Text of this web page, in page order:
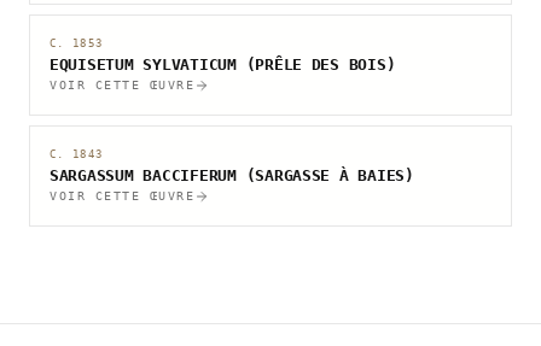
C. 1853
EQUISETUM SYLVATICUM (PRÊLE DES BOIS)
VOIR CETTE ŒUVRE
C. 1843
SARGASSUM BACCIFERUM (SARGASSE À BAIES)
VOIR CETTE ŒUVRE